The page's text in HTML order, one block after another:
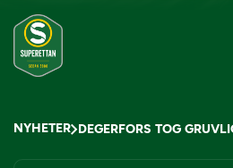
NYHETER DEGERFORS TOG